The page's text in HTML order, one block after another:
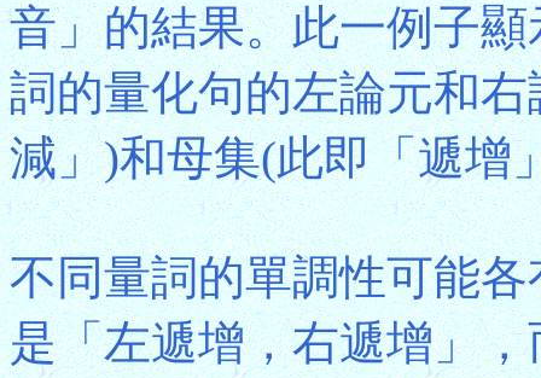
音」的結果。此一例子
詞的量化句的左論元和
減」)和母集(此即「遞增
不同量詞的單調性可能
是「左遞增，右遞增」